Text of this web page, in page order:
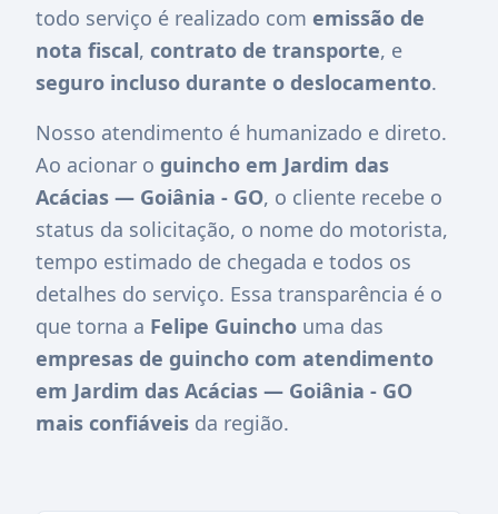
todo serviço é realizado com emissão de
nota fiscal, contrato de transporte, e
seguro incluso durante o deslocamento.
Nosso atendimento é humanizado e direto.
Ao acionar o guincho em Jardim das
Acácias — Goiânia - GO, o cliente recebe o
status da solicitação, o nome do motorista,
tempo estimado de chegada e todos os
detalhes do serviço. Essa transparência é o
que torna a Felipe Guincho uma das
empresas de guincho com atendimento
em Jardim das Acácias — Goiânia - GO
mais confiáveis da região.